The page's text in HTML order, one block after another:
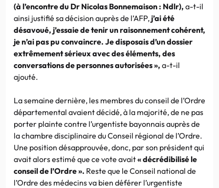
(à l’encontre du Dr Nicolas Bonnemaison : Ndlr), a-t-il
ainsi justifié sa décision auprès de l’AFP, j’ai été
désavoué, j’essaie de tenir un raisonnement cohérent,
je n’ai pas pu convaincre. Je disposais d’un dossier
extrêmement sérieux avec des éléments, des
conversations de personnes autorisées », a-t-il
ajouté.
La semaine dernière, les membres du conseil de l’Ordre
départemental avaient décidé, à la majorité, de ne pas
porter plainte contre l’urgentiste bayonnais auprès de
la chambre disciplinaire du Conseil régional de l’Ordre.
Une position désapprouvée, donc, par son président qui
avait alors estimé que ce vote avait« décrédibilisé le
conseil de l’Ordre ». Reste que le Conseil national de
l’Ordre des médecins va bien déférer l’urgentiste